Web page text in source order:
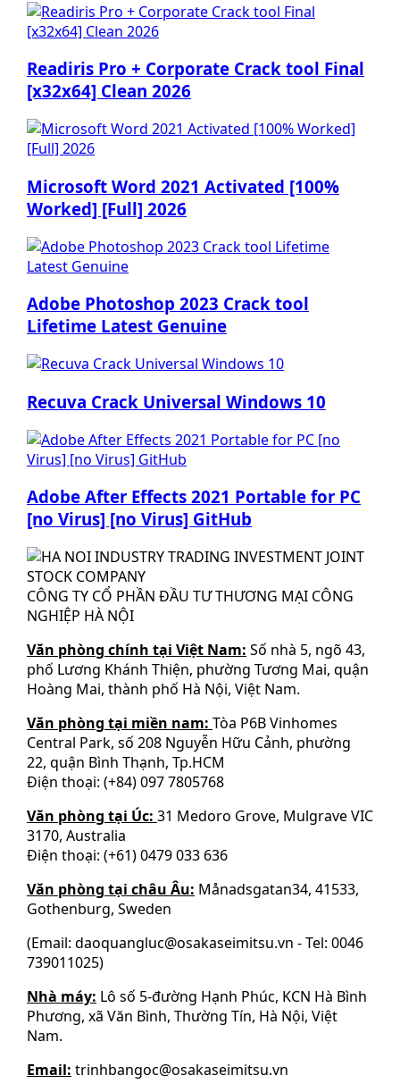
Readiris Pro + Corporate Crack tool Final
[x32x64] Clean 2026
Microsoft Word 2021 Activated [100%
Worked] [Full] 2026
Adobe Photoshop 2023 Crack tool
Lifetime Latest Genuine
Recuva Crack Universal Windows 10
Adobe After Effects 2021 Portable for PC
[no Virus] [no Virus] GitHub
CÔNG TY CỔ PHẦN ĐẦU TƯ THƯƠNG MẠI CÔNG
NGHIỆP HÀ NỘI
Văn phòng chính tại Việt Nam: Số nhà 5, ngõ 43,
phố Lương Khánh Thiện, phường Tương Mai, quận
Hoàng Mai, thành phố Hà Nội, Việt Nam.
Văn phòng tại miền nam: Tòa P6B Vinhomes
Central Park, số 208 Nguyễn Hữu Cảnh, phường
22, quận Bình Thạnh, Tp.HCM
Điện thoại: (+84) 097 7805768
Văn phòng tại Úc: 31 Medoro Grove, Mulgrave VIC
3170, Australia
Điện thoại: (+61) 0479 033 636
Văn phòng tại châu Âu: Månadsgatan34, 41533,
Gothenburg, Sweden
(Email: daoquangluc@osakaseimitsu.vn - Tel: 0046
739011025)
Nhà máy: Lô số 5-đường Hạnh Phúc, KCN Hà Bình
Phương, xã Văn Bình, Thường Tín, Hà Nội, Việt
Nam.
Email: trinhbangoc@osakaseimitsu.vn